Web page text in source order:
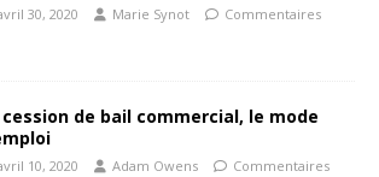
30, 2020 Marie Synot
Commentaires
cession de bail commercial, le mode
10, 2020 Adam Owens
Commentaires